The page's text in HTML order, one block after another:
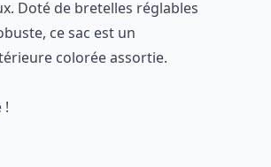
Doté de bretelles réglables
ce sac est un
colorée assortie.
!